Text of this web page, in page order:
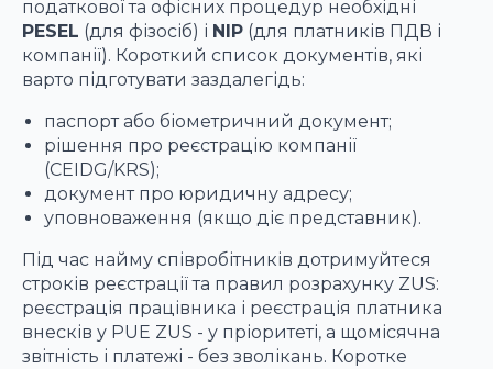
податкової та офісних процедур необхідні
PESEL (для фізосіб) і NIP (для платників ПДВ і
компанії). Короткий список документів, які
варто підготувати заздалегідь:
паспорт або біометричний документ;
рішення про реєстрацію компанії
(CEIDG/KRS);
документ про юридичну адресу;
уповноваження (якщо діє представник).
Під час найму співробітників дотримуйтеся
строків реєстрації та правил розрахунку ZUS:
реєстрація працівника і реєстрація платника
внесків у PUE ZUS - у пріоритеті, а щомісячна
звітність і платежі - без зволікань. Коротке